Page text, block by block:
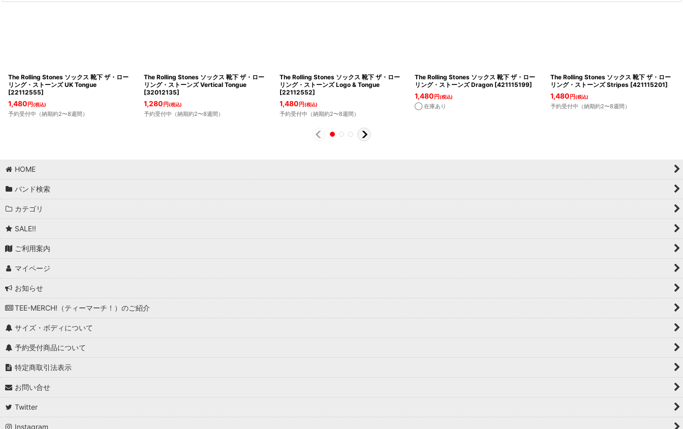
The Rolling Stones ソックス 靴下 ザ・ロー
リング・ストーンズ UK Tongue
[22112555]
1,480 円(税込)
予約受付中（納期約2〜8週間）
The Rolling Stones ソックス 靴下 ザ・ロー
リング・ストーンズ Vertical Tongue
[32012135]
1,280 円(税込)
予約受付中（納期約2〜8週間）
The Rolling Stones ソックス 靴下 ザ・ロー
リング・ストーンズ Logo & Tongue
[22112552]
1,480 円(税込)
予約受付中（納期約2〜8週間）
The Rolling Stones ソックス 靴下 ザ・ロー
リング・ストーンズ Dragon [421115199]
1,480 円(税込)
◯ 在庫あり
The Rolling Stones ソックス 靴下 ザ・ロー
リング・ストーンズ Stripes [421115201]
1,480 円(税込)
予約受付中（納期約2〜8週間）
HOME
バンド検索
カテゴリ
SALE!!
ご利用案内
マイページ
お知らせ
TEE-MERCH!（ティーマーチ！）のご紹介
サイズ・ボディについて
予約受付商品について
特定商取引法表示
お問い合せ
Twitter
Instagram